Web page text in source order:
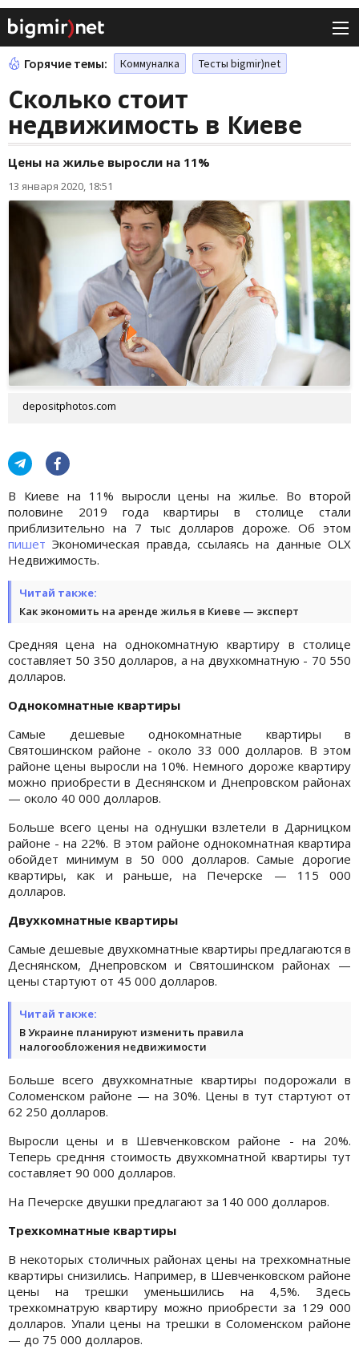
Горячие темы: Коммуналка Тесты bigmir)net
Сколько стоит
недвижимость в Киеве
Цены на жилье выросли на 11%
13 января 2020, 18:51
depositphotos.com
В Киеве на 11% выросли цены на жилье. Во второй
половине 2019 года квартиры в столице стали
приблизительно на 7 тыс долларов дороже. Об этом
пишетЭкономическая правда, ссылаясь на данные OLX
Недвижимость.
Читай также:
Как экономить на аренде жилья в Киеве — эксперт
Средняя цена на однокомнатную квартиру в столице
составляет 50 350 долларов, а на двухкомнатную - 70 550
долларов.
Однокомнатные квартиры
Самые дешевые однокомнатные квартиры в
Святошинском районе - около 33 000 долларов. В этом
районе цены выросли на 10%. Немного дороже квартиру
можно приобрести в Деснянском и Днепровском районах
— около 40 000 долларов.
Больше всего цены на однушки взлетели в Дарницком
районе - на 22%. В этом районе однокомнатная квартира
обойдет минимум в 50 000 долларов. Самые дорогие
квартиры, как и раньше, на Печерске — 115 000
долларов.
Двухкомнатные квартиры
Самые дешевые двухкомнатные квартиры предлагаются в
Деснянском, Днепровском и Святошинском районах —
цены стартуют от 45 000 долларов.
Читай также:
В Украине планируют изменить правила
налогообложения недвижимости
Больше всего двухкомнатные квартиры подорожали в
Соломенском районе — на 30%. Цены в тут стартуют от
62 250 долларов.
Выросли цены и в Шевченковском районе - на 20%.
Теперь средння стоимость двухкомнатной квартиры тут
составляет 90 000 долларов.
На Печерске двушки предлагают за 140 000 долларов.
Трехкомнатные квартиры
В некоторых столичных районах цены на трехкомнатные
квартиры снизились. Например, в Шевченковском районе
цены на трешки уменьшились на 4,5%. Здесь
трехкомнатрую квартиру можно приобрести за 129 000
долларов. Упали цены на трешки в Соломенском районе
— до 75 000 долларов.